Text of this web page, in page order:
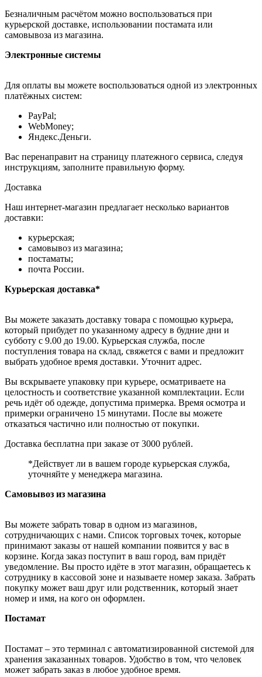
Безналичным расчётом можно воспользоваться при
курьерской доставке, использовании постамата или
самовывоза из магазина.
Электронные системы
Для оплаты вы можете воспользоваться одной из электронных
платёжных систем:
PayPal;
WebMoney;
Яндекс.Деньги.
Вас перенаправит на страницу платежного сервиса, следуя
инструкциям, заполните правильную форму.
Доставка
Наш интернет-магазин предлагает несколько вариантов
доставки:
курьерская;
самовывоз из магазина;
постаматы;
почта России.
Курьерская доставка*
Вы можете заказать доставку товара с помощью курьера,
который прибудет по указанному адресу в будние дни и
субботу с 9.00 до 19.00. Курьерская служба, после
поступления товара на склад, свяжется с вами и предложит
выбрать удобное время доставки. Уточнит адрес.
Вы вскрываете упаковку при курьере, осматриваете на
целостность и соответствие указанной комплектации. Если
речь идёт об одежде, допустима примерка. Время осмотра и
примерки ограничено 15 минутами. После вы можете
отказаться частично или полностью от покупки.
Доставка бесплатна при заказе от 3000 рублей.
*Действует ли в вашем городе курьерская служба,
уточняйте у менеджера магазина.
Самовывоз из магазина
Вы можете забрать товар в одном из магазинов,
сотрудничающих с нами. Список торговых точек, которые
принимают заказы от нашей компании появится у вас в
корзине. Когда заказ поступит в ваш город, вам придёт
уведомление. Вы просто идёте в этот магазин, обращаетесь к
сотруднику в кассовой зоне и называете номер заказа. Забрать
покупку может ваш друг или родственник, который знает
номер и имя, на кого он оформлен.
Постамат
Постамат – это терминал с автоматизированной системой для
хранения заказанных товаров. Удобство в том, что человек
может забрать заказ в любое удобное время.